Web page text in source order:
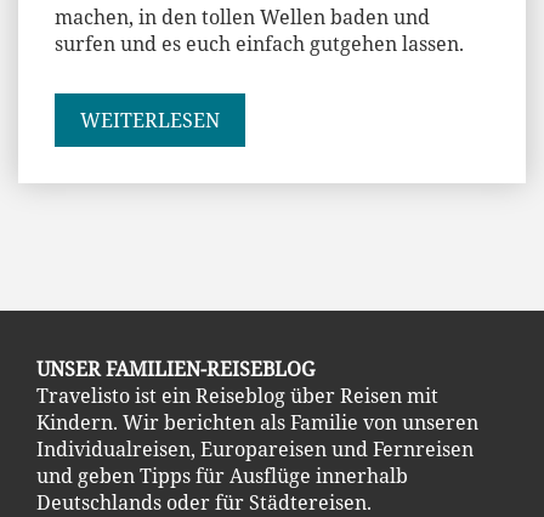
machen, in den tollen Wellen baden und
surfen und es euch einfach gutgehen lassen.
WEITERLESEN
UNSER FAMILIEN-REISEBLOG
Travelisto ist ein Reiseblog über Reisen mit
Kindern. Wir berichten als Familie von unseren
Individualreisen, Europareisen und Fernreisen
und geben Tipps für Ausflüge innerhalb
Deutschlands oder für Städtereisen.